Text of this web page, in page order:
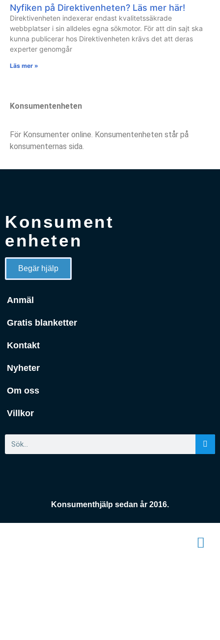
Nyfiken på Direktivenheten? Läs mer här!
Direktivenheten indexerar endast kvalitetssäkrade
webbplatser i sin alldeles egna sökmotor. För att din sajt ska
kunna publicerar hos Direktivenheten krävs det att deras
experter genomgår
Läs mer »
Konsumentenheten
För Konsumenter online. Konsumentenheten står på
konsumenternas sida.
Konsument
enheten
Begär hjälp
Anmäl
Gratis blanketter
Kontakt
Nyheter
Om oss
Villkor
Konsumenthjälp sedan år 2016.